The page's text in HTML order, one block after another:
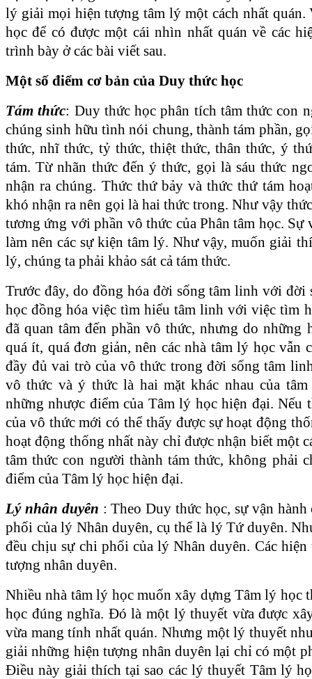
lý giải mọi hiện tượng tâm lý một cách nhất
học để có được một cái nhìn nhất quán về các
trình bày ở các bài viết sau.
Một số điểm cơ bản của Duy thức học
Tám thức: Duy thức học phân tích tâm thức con
chúng sinh hữu tình nói chung, thành tám phần,
thức, nhĩ thức, tỷ thức, thiệt thức, thân thức, ý
tám. Từ nhãn thức đến ý thức, gọi là sáu thức
nhận ra chúng. Thức thứ bảy và thức thứ tám
khó nhận ra nên gọi là hai thức trong. Như vậy
tương ứng với phần vô thức của Phân tâm học. Sự
làm nên các sự kiện tâm lý. Như vậy, muốn giải
lý, chúng ta phải khảo sát cả tám thức.
Trước đây, do đồng hóa đời sống tâm linh với đời
học đồng hóa việc tìm hiểu tâm linh với việc tìm
đã quan tâm đến phần vô thức, nhưng do những
quá ít, quá đơn giản, nên các nhà tâm lý học vẫn
đầy đủ vai trò của vô thức trong đời sống tâm
vô thức và ý thức là hai mặt khác nhau của
những nhược điểm của Tâm lý học hiện đại. Nếu
của vô thức mới có thể thấy được sự hoạt động
hoạt động thống nhất này chỉ được nhận biết một
tâm thức con người thành tám thức, không phải
điểm của Tâm lý học hiện đại.
Lý nhân duyên : Theo Duy thức học, sự vận
phối của lý Nhân duyên, cụ thể là lý Tứ duyên.
đều chịu sự chi phối của lý Nhân duyên. Các
tượng nhân duyên.
Nhiều nhà tâm lý học muốn xây dựng Tâm lý học
học đúng nghĩa. Đó là một lý thuyết vừa được
vừa mang tính nhất quán. Nhưng một lý thuyết
giải những hiện tượng nhân duyên lại chỉ có một
Điều này giải thích tại sao các lý thuyết Tâm lý